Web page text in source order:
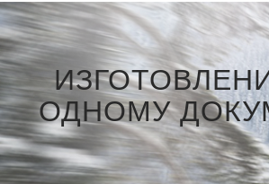
ОДНОМУ